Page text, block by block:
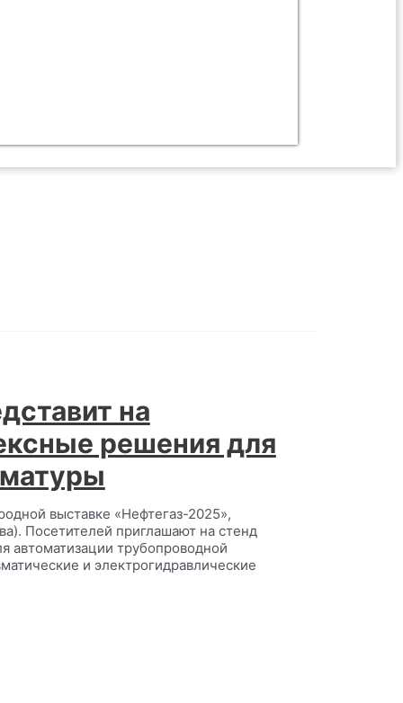
на
решения для
выставке «Нефтегаз-2025»,
Посетителей приглашают на стенд
автоматизации трубопроводной
и электрогидравлические